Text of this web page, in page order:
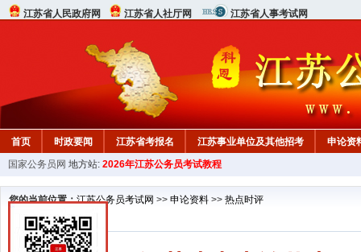
江苏省人民政府网 江苏省人社厅网 江苏省人事考试网
首页 时政要闻 江苏省考报名 江苏事业单位及其他招考
申论资
国家公务员网 地方站: 2026年江苏公务员考试教程
您的当前位置：江苏公务员考试网 >> 申论资料 >> 热点时评